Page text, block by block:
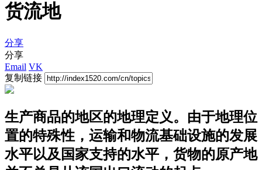
货流地
分享
分享
Email VK
复制链接
生产商品的地区的地理定义。由于地理位
置的特殊性，运输和物流基础设施的发展
水平以及国家支持的水平，货物的原产地